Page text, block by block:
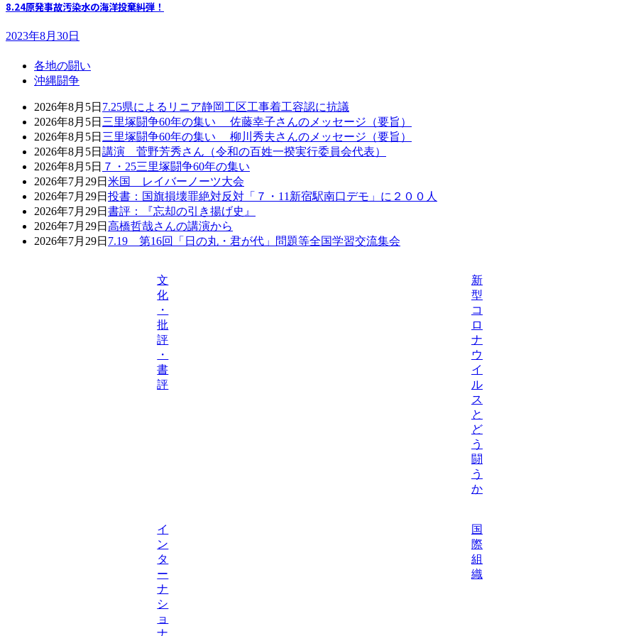
8.24原発事故汚染水の海洋投棄糾弾！
2023年8月30日
各地の闘い
沖縄闘争
2026年8月5日 7.25県によるリニア静岡工区工事着工容認に抗議
2026年8月5日 三里塚闘争60年の集い 佐藤幸子さんのメッセージ（要旨）
2026年8月5日 三里塚闘争60年の集い 柳川秀夫さんのメッセージ（要旨）
2026年8月5日 講演 菅野芳秀さん（令和の百姓一揆実行委員会代表）
2026年8月5日 ７・25三里塚闘争60年の集い
2026年7月29日 米国 レイバーノーツ大会
2026年7月29日 投書：国旗損壊罪絶対反対「７・11新宿駅南口デモ」に２００人
2026年7月29日 書評：『忘却の引き揚げ史』
2026年7月29日 高橋哲哉さんの講演から
2026年7月29日 7.19 第16回「日の丸・君が代」問題等全国学習交流集会
文
化
・
批
評
・
書
評
新
型
コ
ロ
ナ
ウ
イ
ル
ス
と
ど
う
闘
う
か
イ
ン
タ
ー
ナ
シ
ョ
国
際
組
織